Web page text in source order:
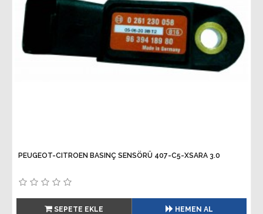
PEUGEOT-CITROEN BASINÇ SENSÖRÜ 407-C5-XSARA 3.0
SEPETE EKLE HEMEN AL